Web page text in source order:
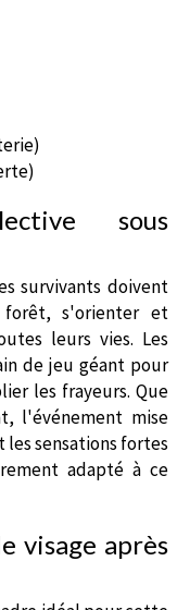
sous
survivants doivent
forêt, s'orienter et
leurs vies. Les
de jeu géant pour
les frayeurs. Que
l'événement mise
sensations fortes
adapté à ce
visage après